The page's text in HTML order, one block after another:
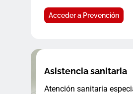
Acceder a Prevención
Asistencia sanitaria
Atención sanitaria